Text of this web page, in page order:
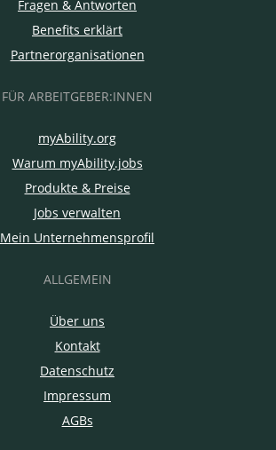
Fragen & Antworten
Benefits erklärt
Partnerorganisationen
FÜR ARBEITGEBER:INNEN
myAbility.org
Warum myAbility.jobs
Produkte & Preise
Jobs verwalten
Mein Unternehmensprofil
ALLGEMEIN
Über uns
Kontakt
Datenschutz
Impressum
AGBs